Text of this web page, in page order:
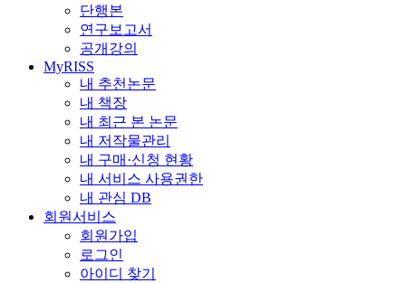
단행본
연구보고서
공개강의
MyRISS
내 추천논문
내 책장
내 최근 본 논문
내 저작물관리
내 구매·신청 현황
내 서비스 사용권한
내 관심 DB
회원서비스
회원가입
로그인
아이디 찾기